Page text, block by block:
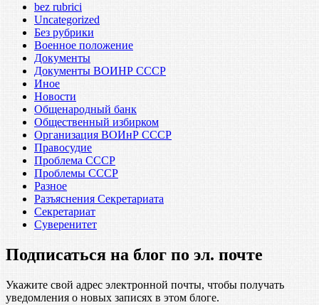
bez rubrici
Uncategorized
Без рубрики
Военное положение
Документы
Документы ВОИНР СССР
Иное
Новости
Общенародный банк
Общественный избирком
Организация ВОИнР СССР
Правосудие
Проблема СССР
Проблемы СССР
Разное
Разъяснения Секретариата
Секретариат
Суверенитет
Подписаться на блог по эл. почте
Укажите свой адрес электронной почты, чтобы получать
уведомления о новых записях в этом блоге.